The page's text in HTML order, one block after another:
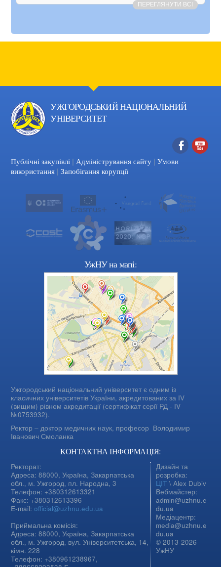
ПЕРЕГЛЯНУТИ ВСІ
УЖГОРОДСЬКИЙ НАЦІОНАЛЬНИЙ
УНІВЕРСИТЕТ
Facebook
Публічні закупівлі | Адміністрування сайту | Умови
використання | Запобігання корупції
УжНУ на мапі:
Ужгородський національний університет є одним із
класичних університетів України, акредитованих за IV
(вищим) рівнем акредитації (сертифікат серії РД - IV
№0753932).
Ректор – доктор медичних наук, професор Володимир
Іванович Смоланка
КОНТАКТНА ІНФОРМАЦІЯ:
Ректорат:
Адреса: 88000, Україна, Закарпатська
обл., м. Ужгород, пл. Народна, 3
Телефон: +380312613321
Факс: +380312613396
E-mail:official@uzhnu.edu.ua
Приймальна комісія:
Адреса: 88000, Україна, Закарпатська
обл., м. Ужгород, вул. Університетська, 14,
кімн. 228
Телефон: +380961238967,
Дизайн та
розробка:
ЦІТ \ Alex Dubiv
Вебмайстер:
admin@uzhnu.e
du.ua
Медіацентр:
media@uzhnu.e
du.ua
© 2013-2026
УжНУ